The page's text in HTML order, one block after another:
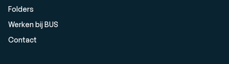
Folders
Werken bij BUS
Contact